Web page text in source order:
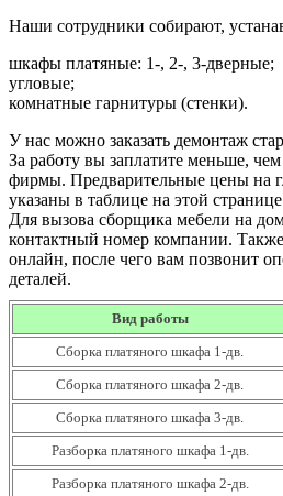
Наши сотрудники собирают,
шкафы платяные: 1-, 2-, 3-дверные;
угловые;
комнатные гарнитуры (стенки).
У нас можно заказать демонтаж
За работу вы заплатите меньше,
фирмы. Предварительные цены на
указаны в таблице на этой
Для вызова сборщика мебели на
контактный номер компании.
онлайн, после чего вам позвонит
деталей.
Вид работы
Сборка платяного шкафа 1-дв.
Сборка платяного шкафа 2-дв.
Сборка платяного шкафа 3-дв.
Разборка платяного шкафа 1-дв.
Разборка платяного шкафа 2-дв.